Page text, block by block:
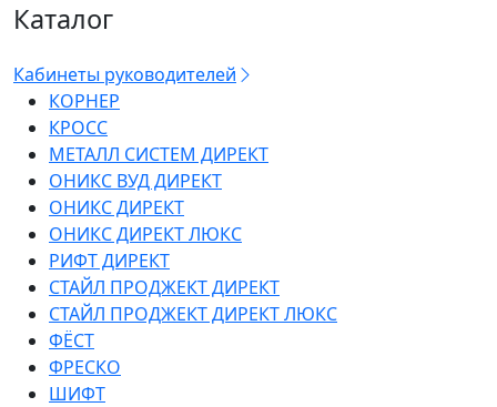
Каталог
Кабинеты руководителей
КОРНЕР
КРОСС
МЕТАЛЛ СИСТЕМ ДИРЕКТ
ОНИКС ВУД ДИРЕКТ
ОНИКС ДИРЕКТ
ОНИКС ДИРЕКТ ЛЮКС
РИФТ ДИРЕКТ
СТАЙЛ ПРОДЖЕКТ ДИРЕКТ
СТАЙЛ ПРОДЖЕКТ ДИРЕКТ ЛЮКС
ФЁСТ
ФРЕСКО
ШИФТ